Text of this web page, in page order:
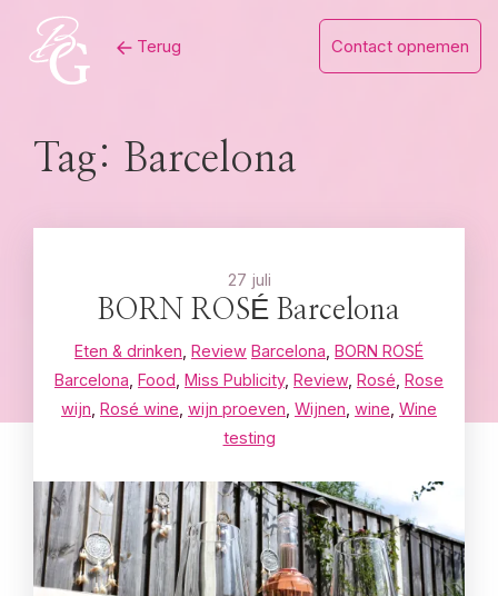
content
Terug Contact opnemen
Tag: Barcelona
27 juli
BORN ROSÉ Barcelona
Eten & drinken Review Barcelona BORN ROSÉ
Barcelona Food Miss Publicity, Review, Rosé Rose
wijn Rosé wine wijn proeven Wijnen wine Wine
testing